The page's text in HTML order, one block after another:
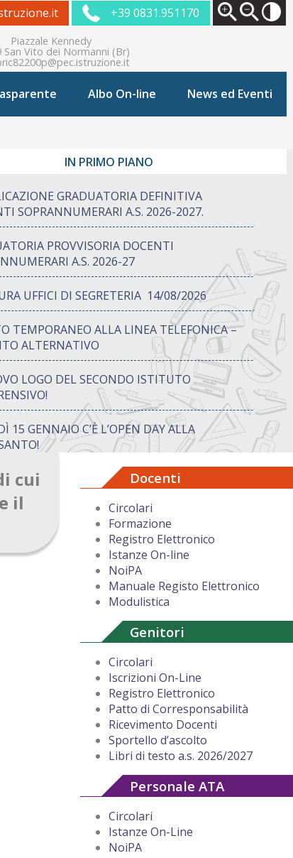
+39 0831.951170
Piazzale Kennedy
San Vito dei Normanni (Br)
Albo On-line News ed Eventi
IN PRIMO PIANO
GRADUATORIA DEFINITIVA
SOPRANNUMERARI A.S. 2026-2027.
PROVVISORIA DOCENTI
A.S. 2026-27
UFFICI DI SEGRETERIA 14/08/2026
TEMPORANEO ALLA LINEA TELEFONICA –
ALTERNATIVO
LOGO DEL SECONDO ISTITUTO
15 GENNAIO C’È L’OPEN DAY ALLA
TRA CREATIVITÀ E GIOCO:
IMPARARE DIVENTA UN’AVVENTURA
DI BUON NATALE DAL DIRIGENTE
cui
il
Docenti
Circolari
Formazione
Registro Elettronico
Istanze On-line
NoiPA
Manuale Registo Elettronico
Modulistica
Genitori
Circolari
Iscrizioni On-Line
Registro Elettronico
Patto di Corresponsabilità
Ricevimento Docenti
Sportello d’ascolto
Libri di testo a.s. 2026/2027
Personale ATA
Circolari
Istanze On-Line
NoiPA